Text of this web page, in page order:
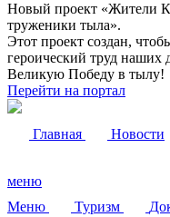
Новый проект «Жители
труженики тыла».
Этот проект создан,
героический труд наших
Великую Победу в тылу!
Перейти на портал
Главная Новости
меню
Меню
Туризм